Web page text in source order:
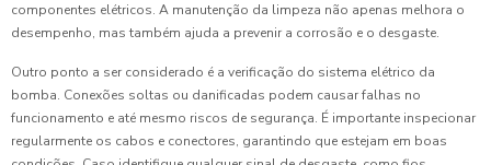
componentes elétricos. A manutenção da limpeza não apenas melhora o
desempenho, mas também ajuda a prevenir a corrosão e o desgaste.
Outro ponto a ser considerado é a verificação do sistema elétrico da
bomba. Conexões soltas ou danificadas podem causar falhas no
funcionamento e até mesmo riscos de segurança. É importante inspecionar
regularmente os cabos e conectores, garantindo que estejam em boas